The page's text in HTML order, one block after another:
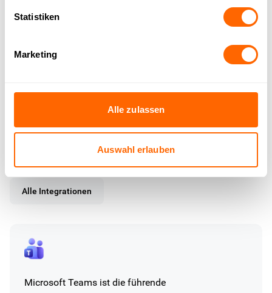
Statistiken
Marketing
Alle zulassen
Auswahl erlauben
Ähnliche Integrationen
Alle Integrationen
Microsoft Teams ist die führende